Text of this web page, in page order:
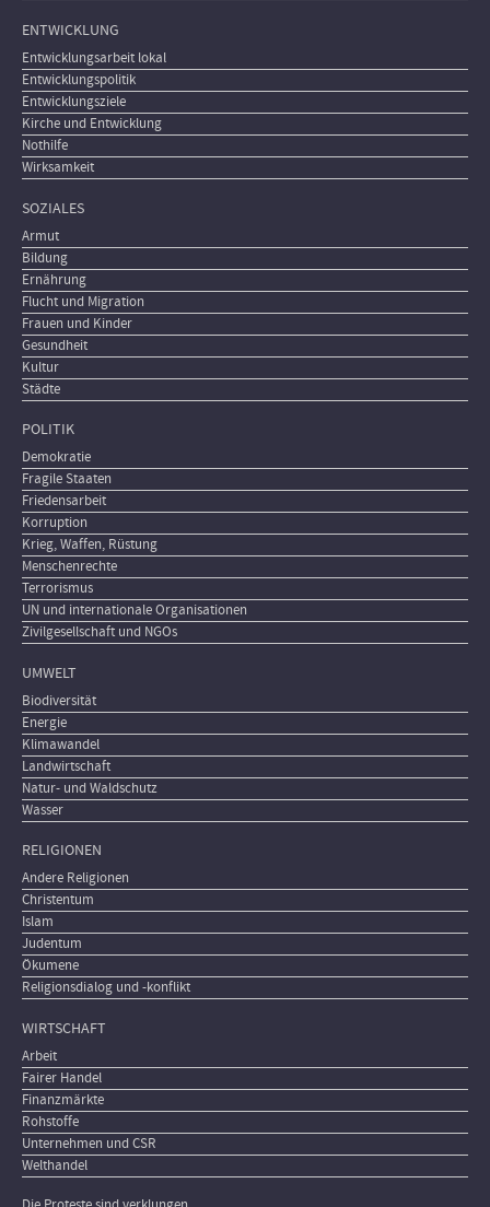
ENTWICKLUNG
Entwicklungsarbeit lokal
Entwicklungspolitik
Entwicklungsziele
Kirche und Entwicklung
Nothilfe
Wirksamkeit
SOZIALES
Armut
Bildung
Ernährung
Flucht und Migration
Frauen und Kinder
Gesundheit
Kultur
Städte
POLITIK
Demokratie
Fragile Staaten
Friedensarbeit
Korruption
Krieg, Waffen, Rüstung
Menschenrechte
Terrorismus
UN und internationale Organisationen
Zivilgesellschaft und NGOs
UMWELT
Biodiversität
Energie
Klimawandel
Landwirtschaft
Natur- und Waldschutz
Wasser
RELIGIONEN
Andere Religionen
Christentum
Islam
Judentum
Ökumene
Religionsdialog und -konflikt
WIRTSCHAFT
Arbeit
Fairer Handel
Finanzmärkte
Rohstoffe
Unternehmen und CSR
Welthandel